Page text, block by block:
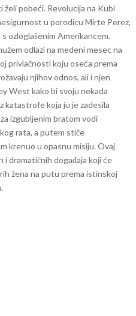
želi pobeći. Revolucija na Kubi
u porodicu Mirte Perez,
ozloglašenim Amerikancem.
odlazi na medeni mesec na
privlačnosti koju oseća prema
njihov odnos, ali i njen
West kako bi svoju nekada
katastrofe koja ju je zadesila
izgubljenim bratom vodi
rata, a putem stiče
krenuo u opasnu misiju. Ovaj
i dramatičnih događaja koji će
žena na putu prema istinskoj